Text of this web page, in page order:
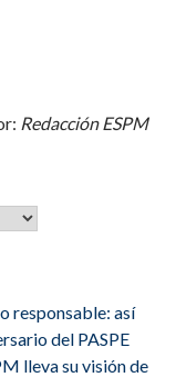
Redacción ESPM
responsable: así
del PASPE
lleva su visión de